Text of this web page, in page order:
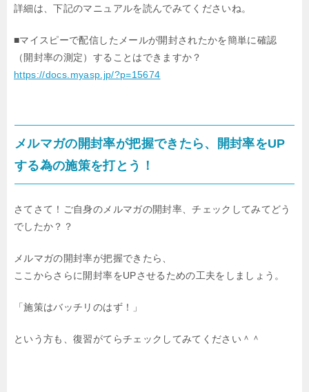
詳細は、下記のマニュアルを読んでみてくださいね。
■マイスピーで配信したメールが開封されたかを簡単に確認
（開封率の測定）することはできますか？
https://docs.myasp.jp/?p=15674
メルマガの開封率が把握できたら、開封率をUP
する為の施策を打とう！
さてさて！ご自身のメルマガの開封率、チェックしてみてどう
でしたか？？
メルマガの開封率が把握できたら、
ここからさらに開封率をUPさせるための工夫をしましょう。
「施策はバッチリのはず！」
という方も、復習がてらチェックしてみてください＾＾